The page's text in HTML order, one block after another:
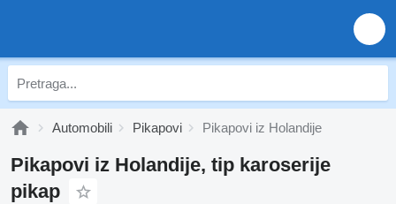
Automobili Pikapovi Pikapovi iz Holandije
Pikapovi iz Holandije, tip karoserije
pikap